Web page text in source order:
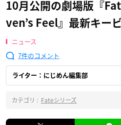
10月公開の劇場版『
ven’s Feel』最新キー
ニュース
7
ライター：にじめん編集部
カテゴリ : Fateシリーズ